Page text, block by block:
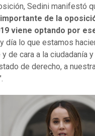
Sedini manifestó
de la
viene optando por
día lo que estamos
de cara a la ciudadanía
de derecho, a